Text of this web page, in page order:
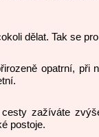
dělat. Tak se
opatrní, při
zažíváte
postoje.